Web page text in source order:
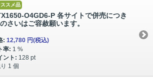
ススメ品
O4GD6-P 各サイトで併売につき
さいはご容赦願います。
: 12,780 円(税込)
率: 1 %
ント: 128 pt
1 個